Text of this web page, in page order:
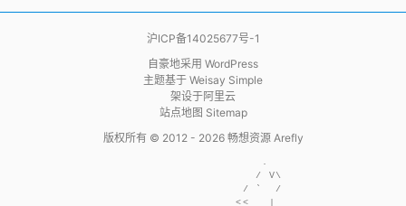
沪ICP备14025677号-1
自豪地采用 WordPress
主题基于 Weisay Simple
架设于阿里云
站点地图 Sitemap
版权所有 © 2012 - 2026 畅想资源 Arefly
                     .
                    / V\
                  / `  /
                 <<   |